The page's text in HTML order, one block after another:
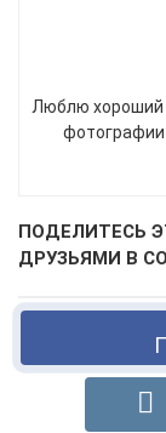
Люблю хороший
фотографии
ПОДЕЛИТЕСЬ
ДРУЗЬЯМИ В